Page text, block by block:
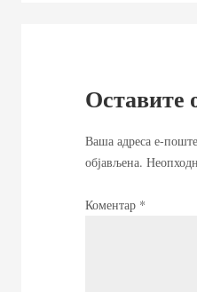
Оставите
Ваша адреса е-
објављена.
Коментар *